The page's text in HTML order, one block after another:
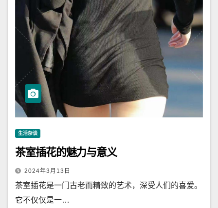
生活杂谈
茶室插花的魅力与意义
2024年3月13日
茶室插花是一门古老而精致的艺术，深受人们的喜爱。
它不仅仅是一…